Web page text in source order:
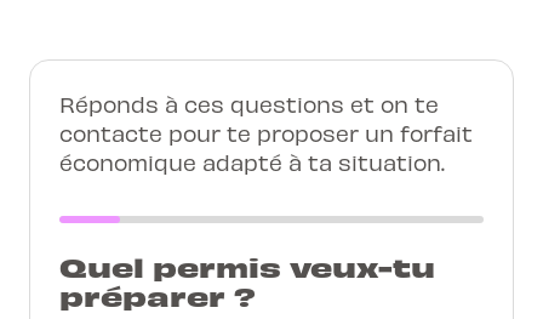
Réponds à ces questions et on te
contacte pour te proposer un forfait
économique adapté à ta situation.
Quel permis veux-tu
préparer ?